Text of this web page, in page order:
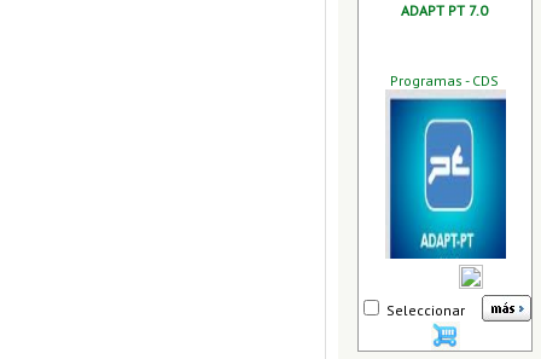
ADAPT PT 7.0
Programas - CDS
Seleccionar